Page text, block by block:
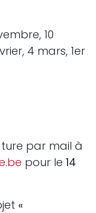
10
4 mars, 1er
par mail à
pour le 14
«